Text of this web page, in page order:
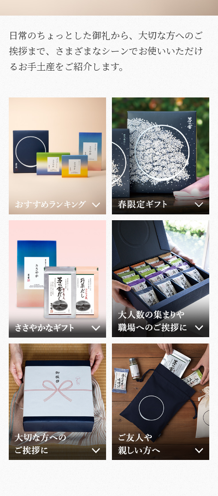
日常のちょっとした御礼から、大切な方へのご
挨拶まで、さまざまなシーンでお使いいただけ
るお手土産をご紹介します。